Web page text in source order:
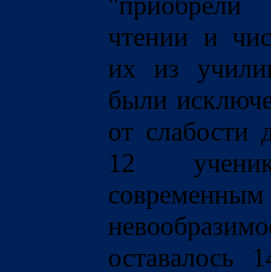
чтении и
их из
были
от слабости
12
оставалось